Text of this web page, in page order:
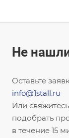
Не
Оставьте
info@1stall.ru
Или
подобрать
в течение 15